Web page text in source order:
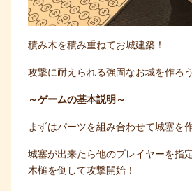
積み木を積み重ねてお城建築！
攻撃に耐えられる強固なお城を作ろう
～ゲームの基本説明～
まずはパーツを組み合わせて城塞を
城塞が出来たら他のプレイヤーを指定
木槌を倒して攻撃開始！